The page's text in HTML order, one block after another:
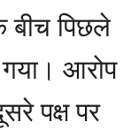
बीच पिछले
गया। आरोप
पक्ष पर